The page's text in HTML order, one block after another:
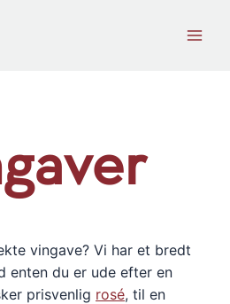
vingave? Vi har et bredt
enten du er ude efter en
prisvenlig rosé, til en